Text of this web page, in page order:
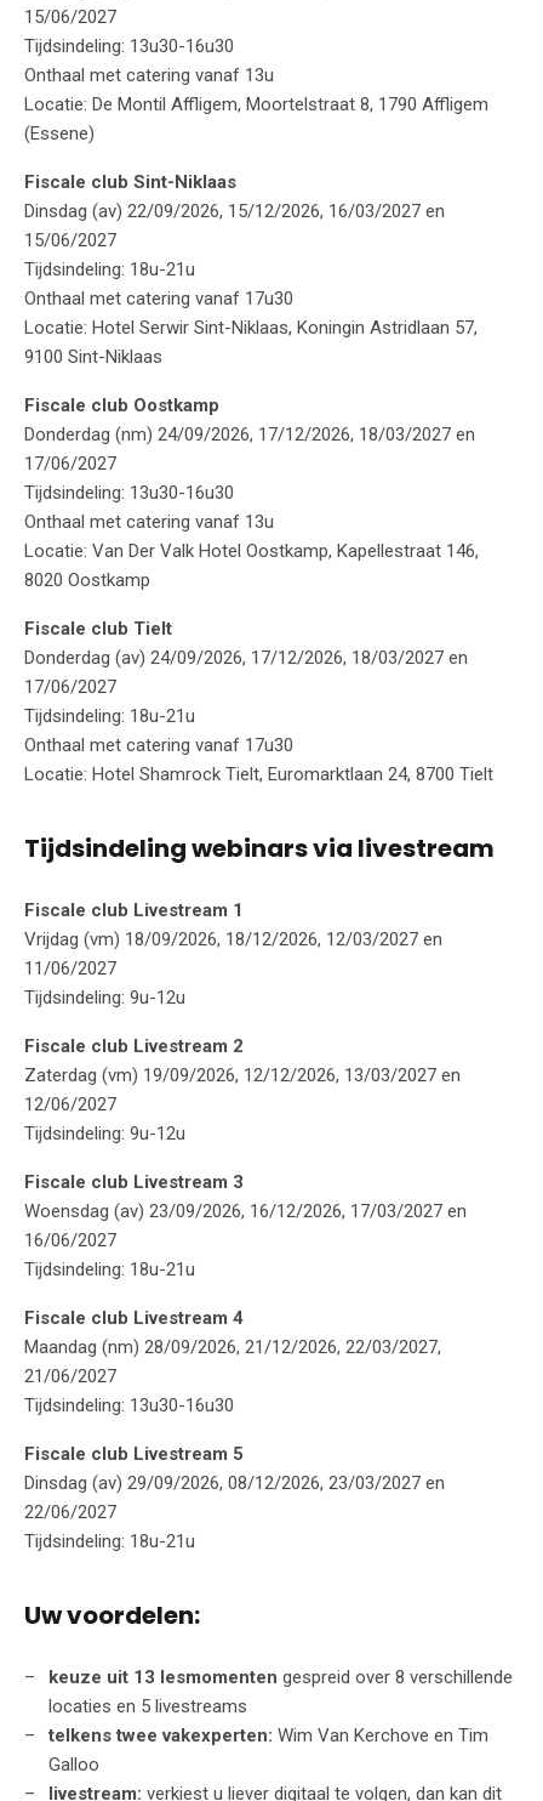
15/06/2027
Tijdsindeling: 13u30-16u30
Onthaal met catering vanaf 13u
Locatie: De Montil Affligem, Moortelstraat 8, 1790 Affligem
(Essene)
Fiscale club Sint-Niklaas
Dinsdag (av) 22/09/2026, 15/12/2026, 16/03/2027 en
15/06/2027
Tijdsindeling: 18u-21u
Onthaal met catering vanaf 17u30
Locatie: Hotel Serwir Sint-Niklaas, Koningin Astridlaan 57,
9100 Sint-Niklaas
Fiscale club Oostkamp
Donderdag (nm) 24/09/2026, 17/12/2026, 18/03/2027 en
17/06/2027
Tijdsindeling: 13u30-16u30
Onthaal met catering vanaf 13u
Locatie: Van Der Valk Hotel Oostkamp, Kapellestraat 146,
8020 Oostkamp
Fiscale club Tielt
Donderdag (av) 24/09/2026, 17/12/2026, 18/03/2027 en
17/06/2027
Tijdsindeling: 18u-21u
Onthaal met catering vanaf 17u30
Locatie: Hotel Shamrock Tielt, Euromarktlaan 24, 8700 Tielt
Tijdsindeling webinars via livestream
Fiscale club Livestream 1
Vrijdag (vm) 18/09/2026, 18/12/2026, 12/03/2027 en
11/06/2027
Tijdsindeling: 9u-12u
Fiscale club Livestream 2
Zaterdag (vm) 19/09/2026, 12/12/2026, 13/03/2027 en
12/06/2027
Tijdsindeling: 9u-12u
Fiscale club Livestream 3
Woensdag (av) 23/09/2026, 16/12/2026, 17/03/2027 en
16/06/2027
Tijdsindeling: 18u-21u
Fiscale club Livestream 4
Maandag (nm) 28/09/2026, 21/12/2026, 22/03/2027,
21/06/2027
Tijdsindeling: 13u30-16u30
Fiscale club Livestream 5
Dinsdag (av) 29/09/2026, 08/12/2026, 23/03/2027 en
22/06/2027
Tijdsindeling: 18u-21u
Uw voordelen:
keuze uit 13 lesmomenten gespreid over 8 verschillende
locaties en 5 livestreams
telkens twee vakexperten: Wim Van Kerchove en Tim
Galloo
livestream: verkiest u liever digitaal te volgen, dan kan dit